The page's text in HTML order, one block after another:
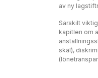
begreppet
på
behandlar
lagen om
januari 2023
av ny
Särskilt
kapitlen om
skäl),